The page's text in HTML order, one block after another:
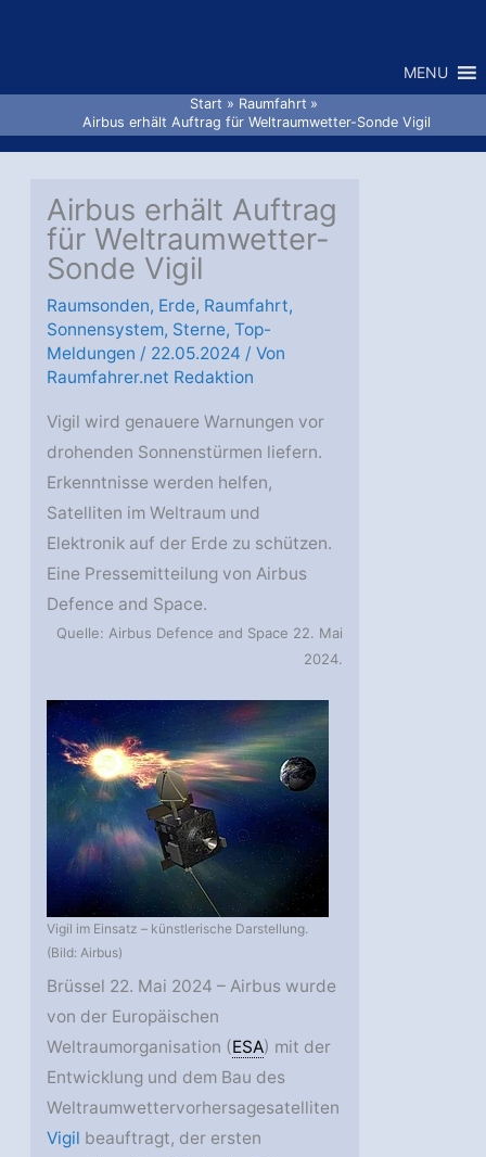
MENU
Start
Raumfahrt
Airbus erhält Auftrag für Weltraumwetter-Sonde Vigil
Airbus erhält Auftrag
für Weltraumwetter-
Sonde Vigil
Raumsonden, Erde, Raumfahrt,
Sonnensystem, Sterne,Top-
Meldungen / 22.05.2024 / Von
Raumfahrer.net Redaktion
Vigil wird genauere Warnungen vor
drohenden Sonnenstürmen liefern.
Erkenntnisse werden helfen,
Satelliten im Weltraum und
Elektronik auf der Erde zu schützen.
Eine Pressemitteilung von Airbus
Defence and Space.
Quelle: Airbus Defence and Space 22. Mai
2024.
Vigil im Einsatz – künstlerische Darstellung.
(Bild: Airbus)
Brüssel 22. Mai 2024 – Airbus wurde
von der Europäischen
Weltraumorganisation (ESA) mit der
Entwicklung und dem Bau des
Weltraumwettervorhersagesatelliten
Vigil beauftragt, der ersten